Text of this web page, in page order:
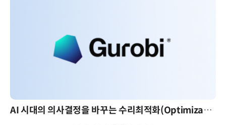
AI 시대의 의사결정을 바꾸는 수리최적화(Optimization): 실제 산업 적용 사례와 활용 전략